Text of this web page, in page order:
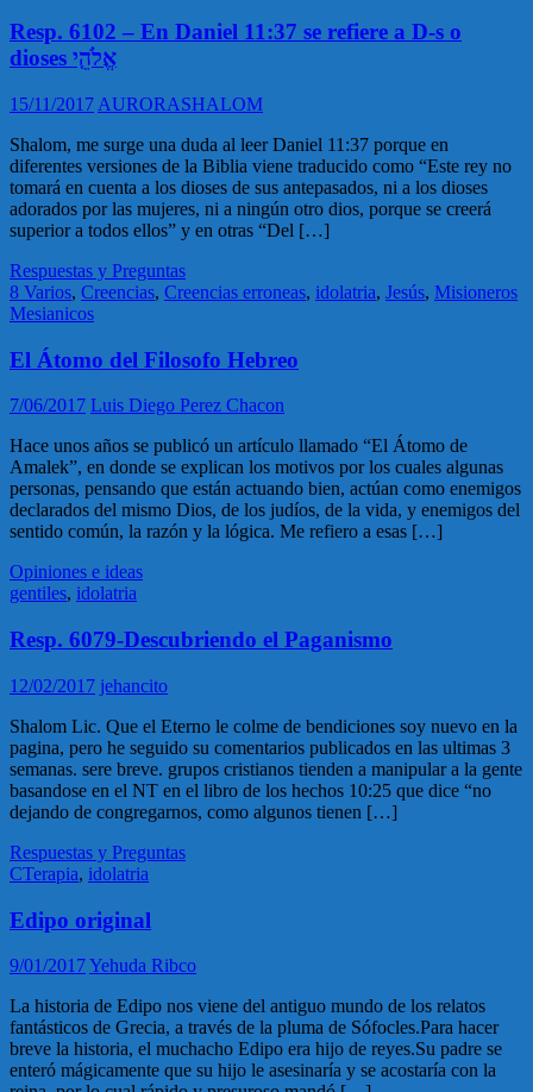
Resp. 6102 – En Daniel 11:37 se refiere a D-s o
dioses אֱלֹהֵ֤י
15/11/2017 AURORASHALOM
Shalom, me surge una duda al leer Daniel 11:37 porque en
diferentes versiones de la Biblia viene traducido como “Este rey no
tomará en cuenta a los dioses de sus antepasados, ni a los dioses
adorados por las mujeres, ni a ningún otro dios, porque se creerá
superior a todos ellos” y en otras “Del […]
Respuestas y Preguntas
8 Varios, Creencias, Creencias erroneas, idolatria, Jesús, Misioneros
Mesianicos
El Átomo del Filosofo Hebreo
7/06/2017 Luis Diego Perez Chacon
Hace unos años se publicó un artículo llamado “El Átomo de
Amalek”, en donde se explican los motivos por los cuales algunas
personas, pensando que están actuando bien, actúan como enemigos
declarados del mismo Dios, de los judíos, de la vida, y enemigos del
sentido común, la razón y la lógica. Me refiero a esas […]
Opiniones e ideas
gentiles, idolatria
Resp. 6079-Descubriendo el Paganismo
12/02/2017 jehancito
Shalom Lic. Que el Eterno le colme de bendiciones soy nuevo en la
pagina, pero he seguido su comentarios publicados en las ultimas 3
semanas. sere breve. grupos cristianos tienden a manipular a la gente
basandose en el NT en el libro de los hechos 10:25 que dice “no
dejando de congregarnos, como algunos tienen […]
Respuestas y Preguntas
CTerapia, idolatria
Edipo original
9/01/2017Yehuda Ribco
La historia de Edipo nos viene del antiguo mundo de los relatos
fantásticos de Grecia, a través de la pluma de Sófocles.Para hacer
breve la historia, el muchacho Edipo era hijo de reyes.Su padre se
enteró mágicamente que su hijo le asesinaría y se acostaría con la